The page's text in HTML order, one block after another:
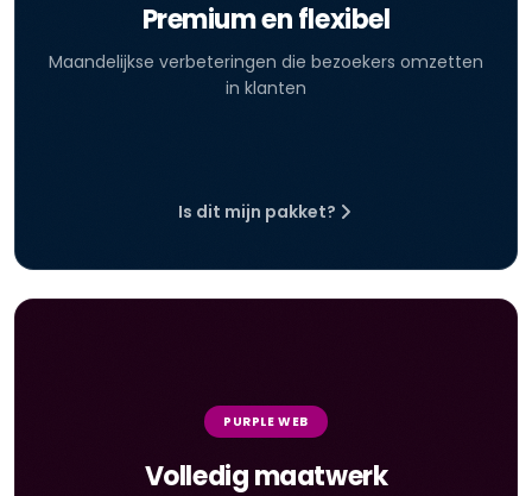
Premium en flexibel
Maandelijkse verbeteringen die bezoekers omzetten
in klanten
Is dit mijn pakket?
PURPLE WEB
Volledig maatwerk